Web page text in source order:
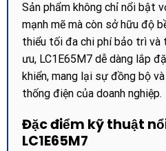
Sản phẩm không chỉ nổi bật
mạnh mẽ mà còn sở hữu độ
thiểu tối đa chi phí bảo trì
ưu, LC1E65M7 dễ dàng lắp
khiển, mang lại sự đồng bộ
thống điện của doanh nghiệp.
Đặc điểm kỹ thuật
LC1E65M7